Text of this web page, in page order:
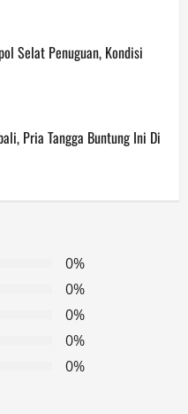
Selat Penuguan, Kondisi
Pria Tangga Buntung Ini Di
0%
0%
0%
0%
0%